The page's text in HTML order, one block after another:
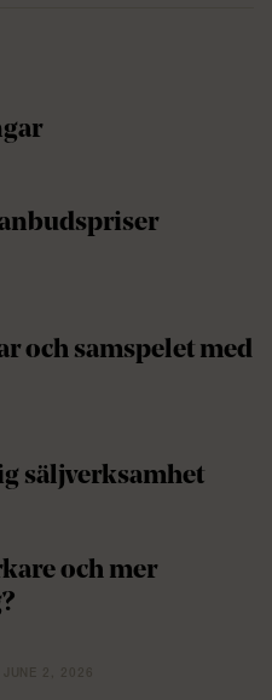
och samspelet med
säljverksamhet
och mer